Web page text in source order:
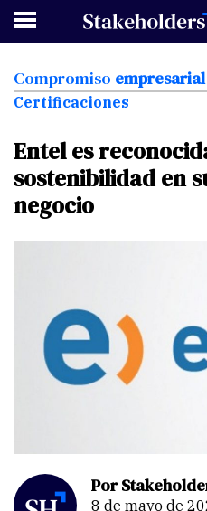
Compromiso empresarial
Certificaciones
Entel es
sostenibilidad en
negocio
Por
8 de mayo de